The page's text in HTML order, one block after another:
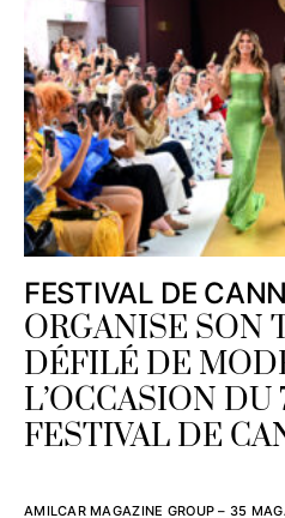
FESTIVAL DE
ORGANISE SON
DÉFILÉ DE
L’OCCASION DU
FESTIVAL DE
AMILCAR MAGAZINE GROUP – 35